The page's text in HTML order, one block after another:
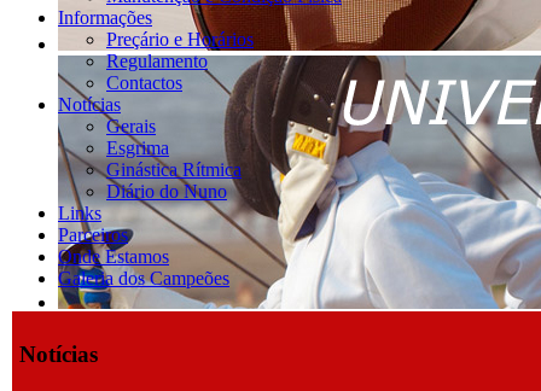
Informações
Preçário e Horários
Regulamento
Contactos
Notícias
Gerais
Esgrima
Ginástica Rítmica
Diário do Nuno
Links
Parceiros
Onde Estamos
Galeria dos Campeões
Notícias